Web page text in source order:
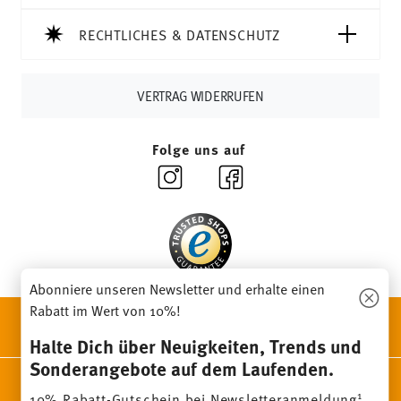
sobald Ihr Paket auf die Reise geht.
Lieferzeit innerhalb Deutschlands:3-5 Werktage für
hier einsehen.
RECHTLICHES & DATENSCHUTZ
VERTRAG WIDERRUFEN
Folge uns auf
ENTDECKE UNSERE MARKEN
Design & Funktionalität für Dein Zuhause
AGB
Abonniere unseren Newsletter und erhalte einen
Rabatt im Wert von 10%!
Halte Dich über Neuigkeiten, Trends und
Sonderangebote auf dem Laufenden.
1